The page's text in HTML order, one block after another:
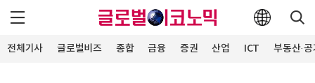
전체기사 글로벌비즈 종합 금융 증권 산업 ICT 부동산·